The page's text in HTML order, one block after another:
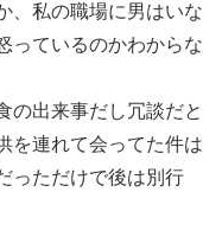
、私の職場に男はいな
っているのかわからな
の出来事だし冗談だと
を連れて会ってた件は
っただけで後は別行